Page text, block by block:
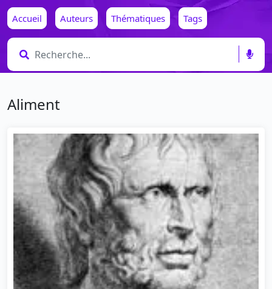
Accueil Auteurs Thématiques Tags
Aliment